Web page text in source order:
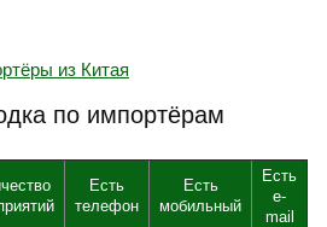
из Китая
по импортёрам
Есть
телефон
Есть
мобильный
Есть
e-
mail